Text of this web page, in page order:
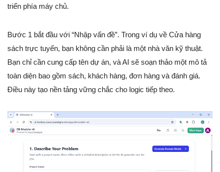
triển phía máy chủ.
Bước 1 bắt đầu với “Nhập vấn đề”. Trong ví dụ về Cửa hàng
sách trực tuyến, bạn không cần phải là một nhà văn kỹ thuật.
Bạn chỉ cần cung cấp tên dự án, và AI sẽ soạn thảo một mô tả
toàn diện bao gồm sách, khách hàng, đơn hàng và đánh giá.
Điều này tạo nền tảng vững chắc cho logic tiếp theo.